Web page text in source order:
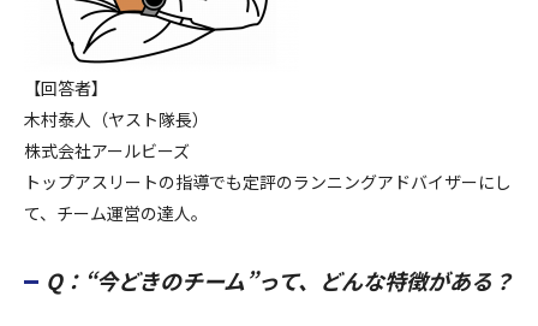
【回答者】
木村泰人（ヤスト隊長）
株式会社アールビーズ
トップアスリートの指導でも定評のランニングアドバイザーにし
て、チーム運営の達人。
Q：“今どきのチーム”って、どんな特徴がある？